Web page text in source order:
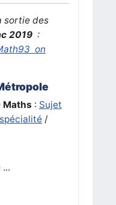
sortie des
2019 :
on
Maths : Sujet
/
...